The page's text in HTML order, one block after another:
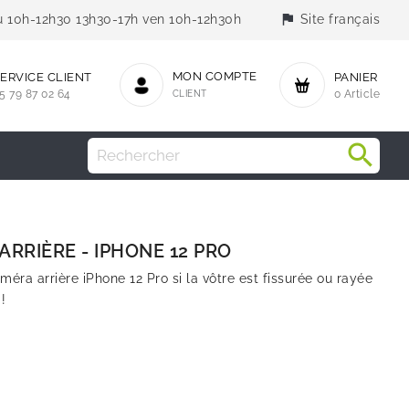
12h30 13h30-17h ven 10h-12h30h flag Site français
PANIER
0 Article
MON COMPTE
CLIENT
CLIENT
79 87 02 64
- IPHONE 12 PRO
arrière iPhone 12 Pro si la vôtre est fissurée ou rayée